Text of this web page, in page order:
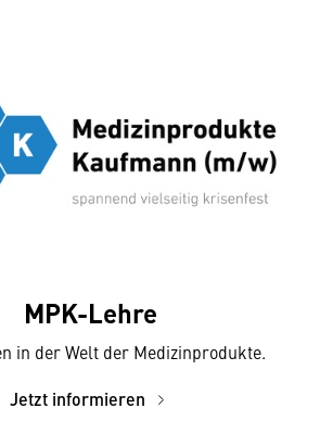
MPK-Lehre
in der Welt der Medizinprodukte.
Jetzt informieren